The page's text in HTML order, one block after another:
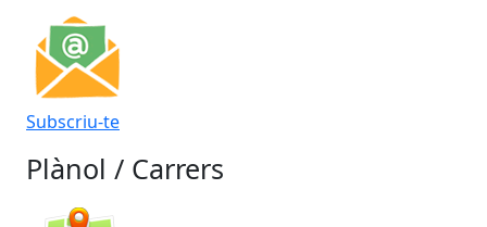
Subscriu-te
Plànol / Carrers